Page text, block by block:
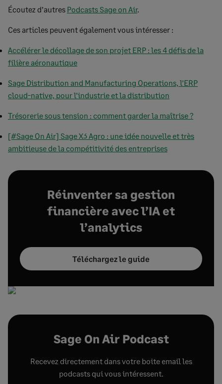
Écoutez d’autres Podcasts Sage on Air.
Ces articles peuvent également vous intéresser :
Accélérer le décollage de son projet ERP : les 4 défis de la
filière aéronautique
Sage Distribution and Manufacturing Operations, l’ERP
cloud-native, pour l’industrie et la distribution
Trésorerie sous tension : comment garder la maîtrise ?
[#Sage On Air] Sage X3 Agro : une idée nouvelle et très
ambitieuse de la compétitivité des entreprises
Réinventer sa gestion
financière avec l’IA et
l’analytics
Téléchargez le guide
Sage On Air Podcast
Recevez directement dans votre boite email les
podcasts qui vous intéressent.